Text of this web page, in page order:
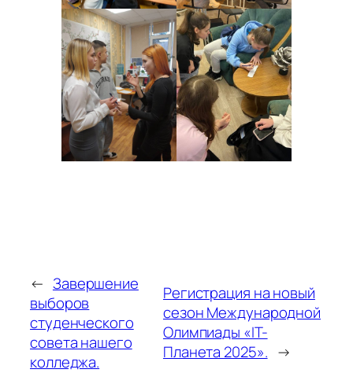
← Завершение
выборов
студенческого
совета нашего
колледжа.
Регистрация на новый
сезон Международной
Олимпиады «IT-
Планета 2025». →